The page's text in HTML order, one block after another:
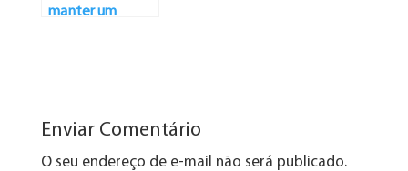
manter um
Enviar Comentário
O seu endereço de e-mail não será publicado.